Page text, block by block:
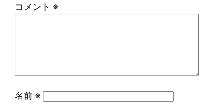
コメント ※
名前 ※